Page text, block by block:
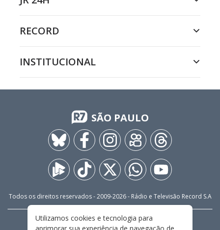
RECORD
INSTITUCIONAL
SÃO PAULO
Todos os direitos reservados - 2009-2026- Rádio e Televisão Record S.A
FALE CONOSCO PRIVACIDADE
Utilizamos cookies e tecnologia para